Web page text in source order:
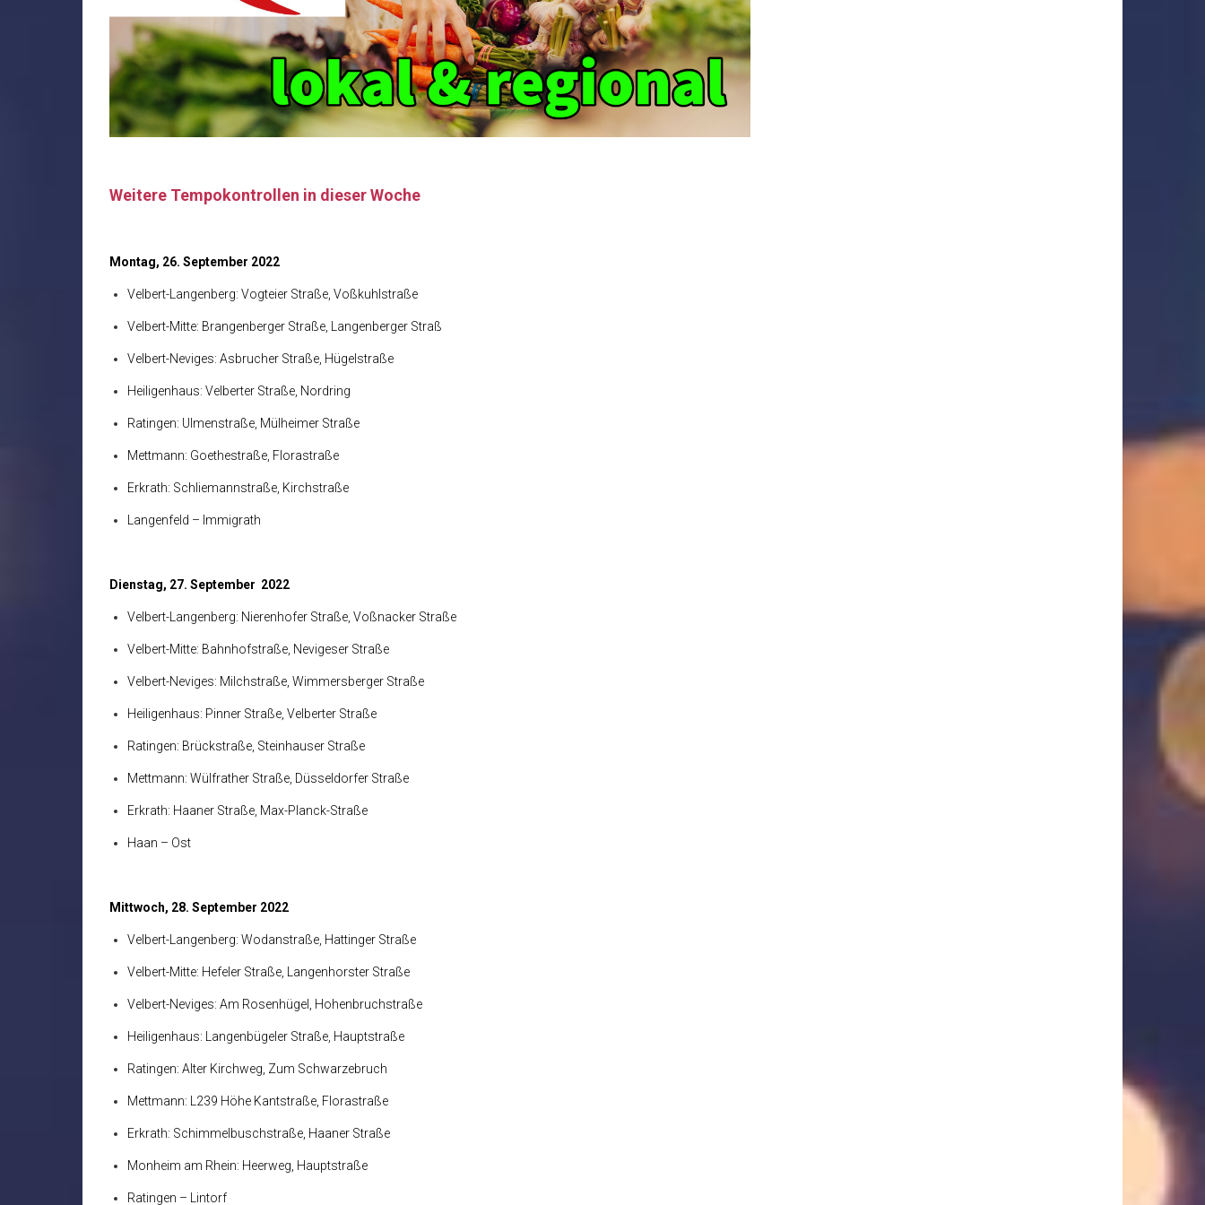
Weitere Tempokontrollen in dieser Woche
Montag, 26. September 2022
Velbert-Langenberg: Vogteier Straße, Voßkuhlstraße
Velbert-Mitte: Brangenberger Straße, Langenberger Straß
Velbert-Neviges: Asbrucher Straße, Hügelstraße
Heiligenhaus: Velberter Straße, Nordring
Ratingen: Ulmenstraße, Mülheimer Straße
Mettmann: Goethestraße, Florastraße
Erkrath: Schliemannstraße, Kirchstraße
Langenfeld – Immigrath
Dienstag, 27. September 2022
Velbert-Langenberg: Nierenhofer Straße, Voßnacker Straße
Velbert-Mitte: Bahnhofstraße, Nevigeser Straße
Velbert-Neviges: Milchstraße, Wimmersberger Straße
Heiligenhaus: Pinner Straße, Velberter Straße
Ratingen: Brückstraße, Steinhauser Straße
Mettmann: Wülfrather Straße, Düsseldorfer Straße
Erkrath: Haaner Straße, Max-Planck-Straße
Haan – Ost
Mittwoch, 28. September 2022
Velbert-Langenberg: Wodanstraße, Hattinger Straße
Velbert-Mitte: Hefeler Straße, Langenhorster Straße
Velbert-Neviges: Am Rosenhügel, Hohenbruchstraße
Heiligenhaus: Langenbügeler Straße, Hauptstraße
Ratingen: Alter Kirchweg, Zum Schwarzebruch
Mettmann: L239 Höhe Kantstraße, Florastraße
Erkrath: Schimmelbuschstraße, Haaner Straße
Monheim am Rhein: Heerweg, Hauptstraße
Ratingen – Lintorf